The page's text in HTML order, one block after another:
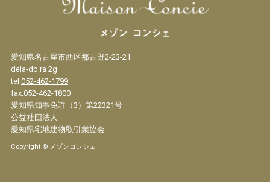
愛知県名古屋市西区那古野2-23-21
dela-do:ra 2g
tel:052-462-1799
fax:052-462-1800
愛知県知事免許（3）第22321号
公益社団法人
愛知県宅地建物取引業協会
Copyright © メゾンコンシェ